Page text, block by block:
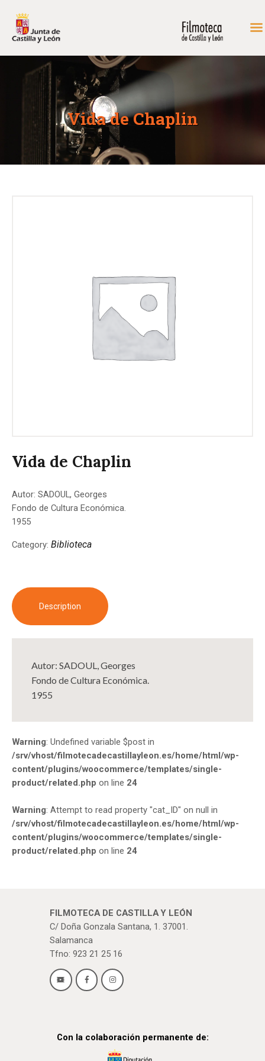
Vida de Chaplin
INICIO
FONDOS DE CONSULTA
PROGRAMACIÓN
EXPOSICIONES
DIDÁCTICA
Vida de Chaplin
Autor: SADOUL, Georges
Fondo de Cultura Económica.
1955
Category: Biblioteca
Description
Autor: SADOUL, Georges
Fondo de Cultura Económica.
1955
Warning: Undefined variable $post in
/srv/vhost/filmotecadecastillayleon.es/home/html/wp-
content/plugins/woocommerce/templates/single-
product/related.php on line 24
Warning: Attempt to read property "cat_ID" on null in
/srv/vhost/filmotecadecastillayleon.es/home/html/wp-
content/plugins/woocommerce/templates/single-
product/related.php on line 24
FILMOTECA DE CASTILLA Y LEÓN
C/ Doña Gonzala Santana, 1. 37001.
Salamanca
Tfno: 923 21 25 16
Con la colaboración permanente de: